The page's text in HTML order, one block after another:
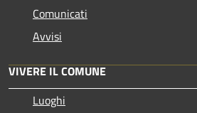
Comunicati
Avvisi
VIVERE IL COMUNE
Luoghi